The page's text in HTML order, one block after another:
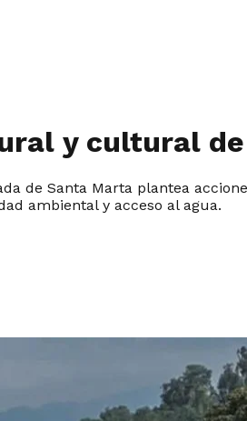
y cultural
de Santa Marta plantea
ambiental y acceso al agua.